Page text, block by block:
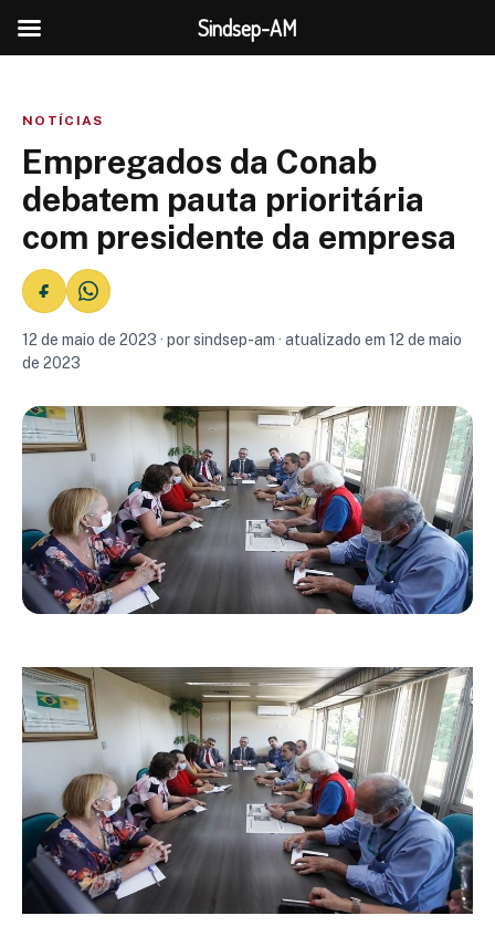
NOTÍCIAS
Empregados da Conab
debatem pauta prioritária
com presidente da empresa
12 de maio de 2023 · por sindsep-am · atualizado em 12 de maio
de 2023
Sindsep-AM